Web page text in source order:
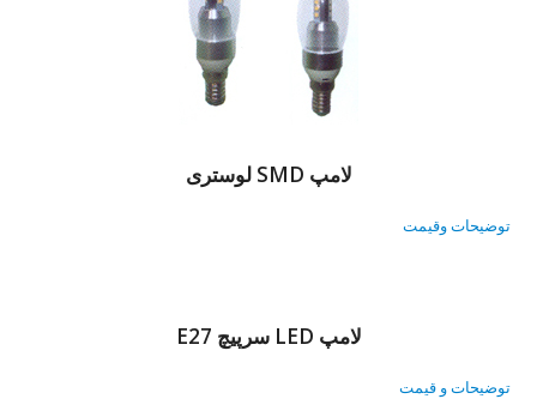
لامپ SMD لوستری
توضیحات وقیمت
لامپ LED سرپیچ E27
توضیحات و قیمت